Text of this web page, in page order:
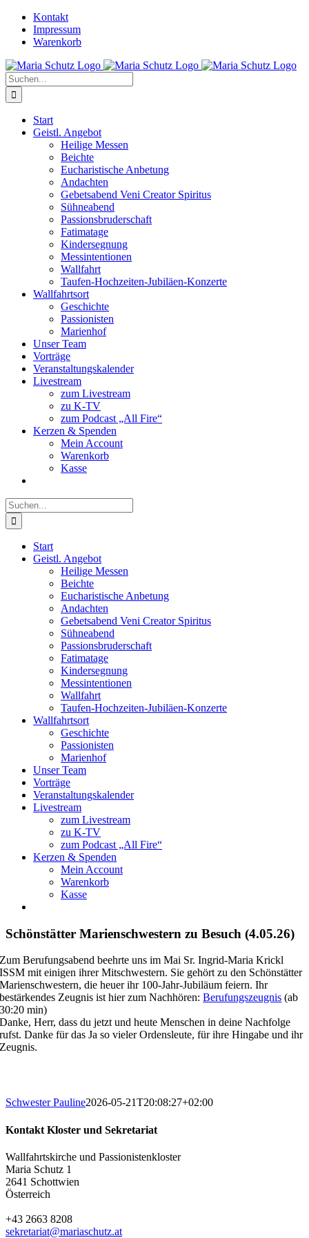
Zum
Inhalt
springen
YouTube
InstagramKontakt
Impressum
Warenkorb
Suche
nach:
Start
Geistl. Angebot
Heilige Messen
Beichte
Eucharistische Anbetung
Andachten
Gebetsabend Veni Creator Spiritus
Sühneabend
Passionsbruderschaft
Fatimatage
Kindersegnung
Messintentionen
Wallfahrt
Taufen-Hochzeiten-Jubiläen-Konzerte
Wallfahrtsort
Geschichte
Passionisten
Marienhof
Unser Team
Vorträge
Veranstaltungskalender
Livestream
zum Livestream
zu K-TV
zum Podcast „All Fire“
Kerzen & Spenden
Mein Account
Warenkorb
Kasse
Suche
nach:
Start
Geistl. Angebot
Heilige Messen
Beichte
Eucharistische Anbetung
Andachten
Gebetsabend Veni Creator Spiritus
Sühneabend
Passionsbruderschaft
Fatimatage
Kindersegnung
Messintentionen
Wallfahrt
Taufen-Hochzeiten-Jubiläen-Konzerte
Wallfahrtsort
Geschichte
Passionisten
Marienhof
Unser Team
Vorträge
Veranstaltungskalender
Livestream
zum Livestream
zu K-TV
zum Podcast „All Fire“
Kerzen & Spenden
Mein Account
Warenkorb
Kasse
Schönstätter Marienschwestern zu Besuch (4.05.26)
Zum Berufungsabend beehrte uns im Mai Sr. Ingrid-Maria Krickl
ISSM mit einigen ihrer Mitschwestern. Sie gehört zu den Schönstätter
Marienschwestern, die heuer ihr 100-Jahr-Jubiläum feiern. Ihr
bestärkendes Zeugnis ist hier zum Nachhören:Berufungszeugnis (ab
30:20 min)
Danke, Herr, dass du jetzt und heute Menschen in deine Nachfolge
rufst. Danke für das Ja so vieler Ordensleute, für ihre Hingabe und ihr
Zeugnis.
Schwester Pauline2026-05-21T20:08:27+02:00
Kontakt Kloster und Sekretariat
Wallfahrtskirche und Passionistenkloster
Maria Schutz 1
2641 Schottwien
Österreich
+43 2663 8208
sekretariat@mariaschutz.at